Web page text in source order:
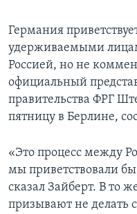
Германия
удерживаемыми
Россией, но не
официальный
правительства ФРГ
пятницу в Берлине,
«Это процесс между
мы приветствовали
сказал Зайберт. В то
призывают не делать